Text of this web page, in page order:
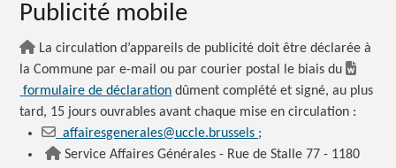
Publicité mobile
La circulation d’appareils de publicité doit être déclarée à
la Commune par e-mail ou par courier postal le biais du
formulaire de déclaration dûment complété et signé, au plus
tard, 15 jours ouvrables avant chaque mise en circulation :
affairesgenerales@uccle.brussels ;
Service Affaires Générales - Rue de Stalle 77 - 1180